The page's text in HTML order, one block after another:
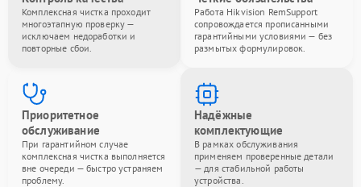
Комплексная чистка проходит
многоэтапную проверку —
исключаем недоработки и
повторные сбои.
Работа Hikvision RemSupport
сопровождается прописанными
гарантийными условиями — без
размытых формулировок.
Приоритетное
обслуживание
При гарантийном случае
комплексная чистка выполняется
вне очереди — быстро устраняем
проблему.
Надёжные
комплектующие
В рамках обслуживания
применяем проверенные детали
— для стабильной работы
устройства.